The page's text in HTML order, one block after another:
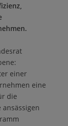
einer
eine
die